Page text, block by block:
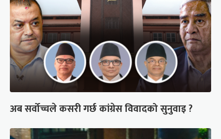
अब सर्वोच्चले कसरी गर्छ कांग्रेस विवादको सुनुवाइ ?